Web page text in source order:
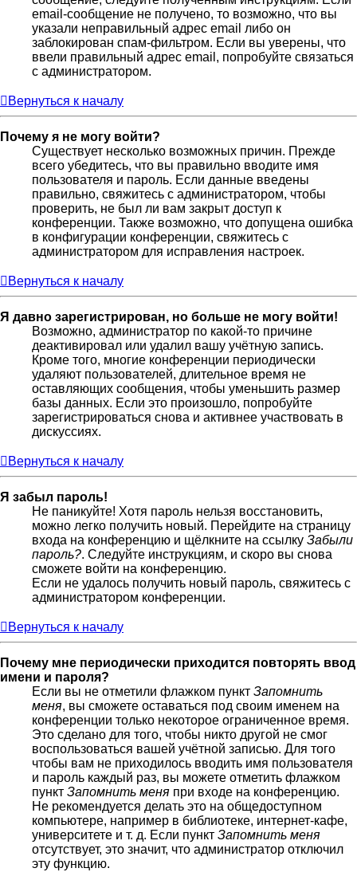
email-сообщение не получено, то возможно, что вы
указали неправильный адрес email либо он
заблокирован спам-фильтром. Если вы уверены, что
ввели правильный адрес email, попробуйте связаться
с администратором.
Вернуться к началу
Почему я не могу войти?
Существует несколько возможных причин. Прежде
всего убедитесь, что вы правильно вводите имя
пользователя и пароль. Если данные введены
правильно, свяжитесь с администратором, чтобы
проверить, не был ли вам закрыт доступ к
конференции. Также возможно, что допущена ошибка
в конфигурации конференции, свяжитесь с
администратором для исправления настроек.
Вернуться к началу
Я давно зарегистрирован, но больше не могу войти!
Возможно, администратор по какой-то причине
деактивировал или удалил вашу учётную запись.
Кроме того, многие конференции периодически
удаляют пользователей, длительное время не
оставляющих сообщения, чтобы уменьшить размер
базы данных. Если это произошло, попробуйте
зарегистрироваться снова и активнее участвовать в
дискуссиях.
Вернуться к началу
Я забыл пароль!
Не паникуйте! Хотя пароль нельзя восстановить,
можно легко получить новый. Перейдите на страницу
входа на конференцию и щёлкните на ссылку Забыли
пароль?. Следуйте инструкциям, и скоро вы снова
сможете войти на конференцию.
Если не удалось получить новый пароль, свяжитесь с
администратором конференции.
Вернуться к началу
Почему мне периодически приходится повторять ввод
имени и пароля?
Если вы не отметили флажком пункт Запомнить
меня, вы сможете оставаться под своим именем на
конференции только некоторое ограниченное время.
Это сделано для того, чтобы никто другой не смог
воспользоваться вашей учётной записью. Для того
чтобы вам не приходилось вводить имя пользователя
и пароль каждый раз, вы можете отметить флажком
пункт Запомнить меня при входе на конференцию.
Не рекомендуется делать это на общедоступном
компьютере, например в библиотеке, интернет-кафе,
университете и т. д. Если пункт Запомнить меня
отсутствует, это значит, что администратор отключил
эту функцию.